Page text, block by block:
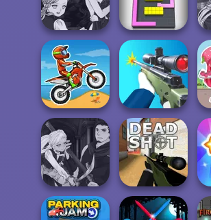
Murder Soccer Random
Manga Creator
Vampire Hunter
P...
Color Fill 3D
Moto X3M Sniper Shooter 2